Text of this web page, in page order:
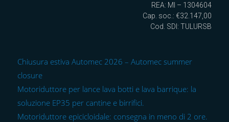
REA: MI – 1304604
Cap. soc.: €32.147,00
Cod. SDI: TULURSB
Chiusura estiva Automec 2026 – Automec summer
closure
Motoriduttore per lance lava botti e lava barrique: la
soluzione EP35 per cantine e birrifici.
Motoriduttore epicicloidale: consegna in meno di 2 ore.